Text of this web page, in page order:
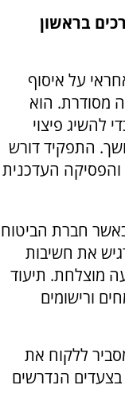
בראשון
על איסוף
מסודרת. הוא
להשיג פיצוי
התפקיד דורש
העדכנית
חברת הביטוח
את חשיבות
מוצלחת. תיעוד
ורישומים
ללקוח את
בצעדים הנדרשים